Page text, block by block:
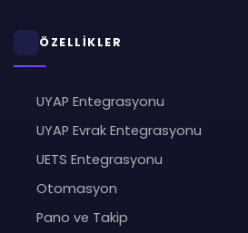
ÖZELLİKLER
UYAP Entegrasyonu
UYAP Evrak Entegrasyonu
UETS Entegrasyonu
Otomasyon
Pano ve Takip